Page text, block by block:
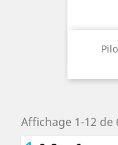
Affichage 1-12 de